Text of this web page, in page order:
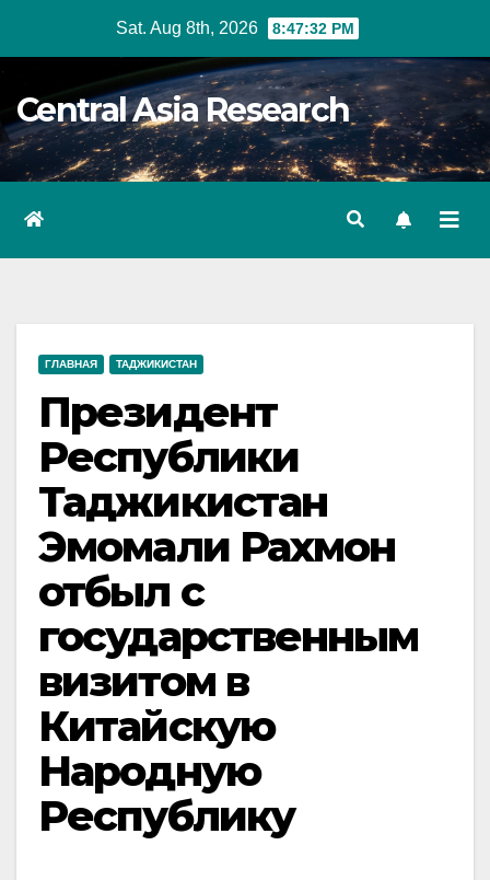
Sat. Aug 8th, 2026 8:47:32 PM
Central Asia Research
ГЛАВНАЯ ТАДЖИКИСТАН
Президент
Республики
Таджикистан
Эмомали Рахмон
отбыл с
государственным
визитом в
Китайскую
Народную
Республику